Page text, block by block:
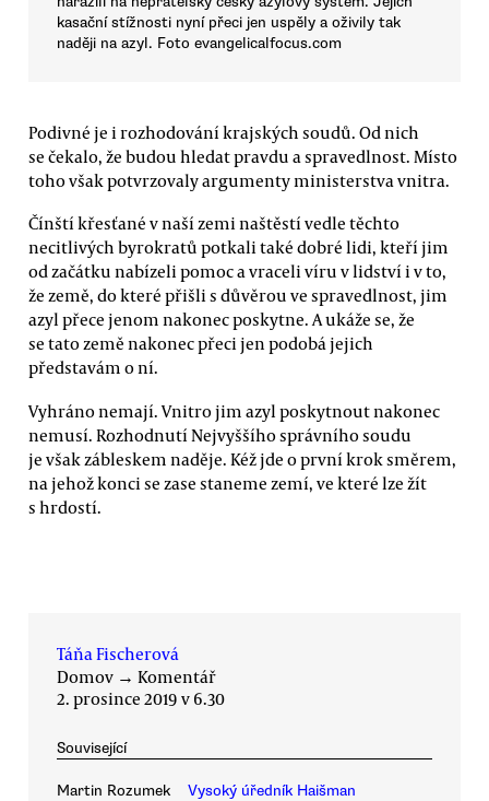
kasační stížnosti nyní přeci jen uspěly a oživily tak
naději na azyl. Foto evangelicalfocus.com
Podivné je i rozhodování krajských soudů. Od nich
se čekalo, že budou hledat pravdu a spravedlnost. Místo
toho však potvrzovaly argumenty ministerstva vnitra.
Čínští křesťané v naší zemi naštěstí vedle těchto
necitlivých byrokratů potkali také dobré lidi, kteří jim
od začátku nabízeli pomoc a vraceli víru v lidství i v to,
že země, do které přišli s důvěrou ve spravedlnost, jim
azyl přece jenom nakonec poskytne. A ukáže se, že
se tato země nakonec přeci jen podobá jejich
představám o ní.
Vyhráno nemají. Vnitro jim azyl poskytnout nakonec
nemusí. Rozhodnutí Nejvyššího správního soudu
je však zábleskem naděje. Kéž jde o první krok směrem,
na jehož konci se zase staneme zemí, ve které lze žít
s hrdostí.
Táňa Fischerová
Domov → Komentář
2. prosince 2019 v 6.30
Související
Martin Rozumek
Vysoký úředník Haišman